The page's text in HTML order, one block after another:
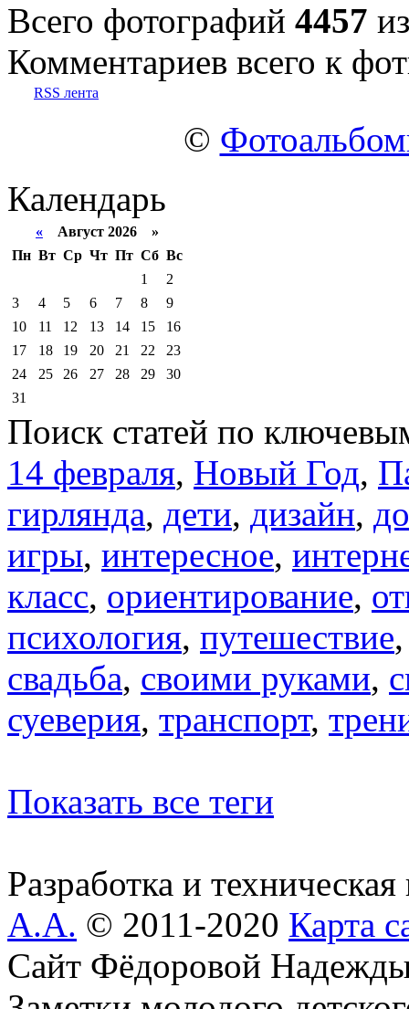
Всего фотографий 4457
Комментариев всего к
RSS лента
©
Календарь
« Август 2026 »
Пн Вт Ср Чт Пт Сб Вс
1
2
3
4 5 6 7 8
9
10
11 12 13 14 15
16
17
18 19 20 21 22
23
24
25 26 27 28 29
30
31
Поиск статей по
14 февраля, Новый Год,
гирлянда, дети, дизайн,
игры, интересное,
класс, ориентирование,
психология, путешествие
свадьба, своими руками,
суеверия, транспорт,
Показать все теги
Разработка и
А.А. © 2011-2020 Карта
Сайт Фёдоровой